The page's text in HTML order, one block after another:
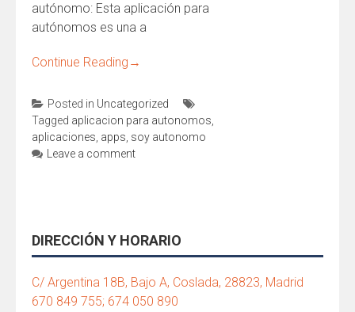
autónomo: Esta aplicación para
autónomos es una a
Continue Reading →
Posted in Uncategorized
Tagged aplicacion para autonomos
aplicaciones apps soy autonomo
Leave a comment
DIRECCIÓN Y HORARIO
C/ Argentina 18B, Bajo A, Coslada, 28823, Madrid
670 849 755; 674 050 890